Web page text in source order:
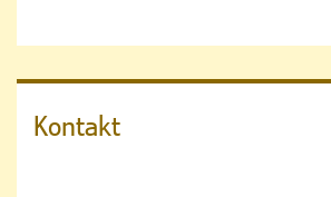
Kontakt